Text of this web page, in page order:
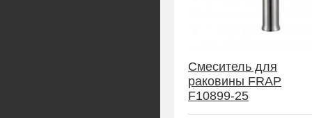
Смеситель для
раковины FRAP
F10899-25